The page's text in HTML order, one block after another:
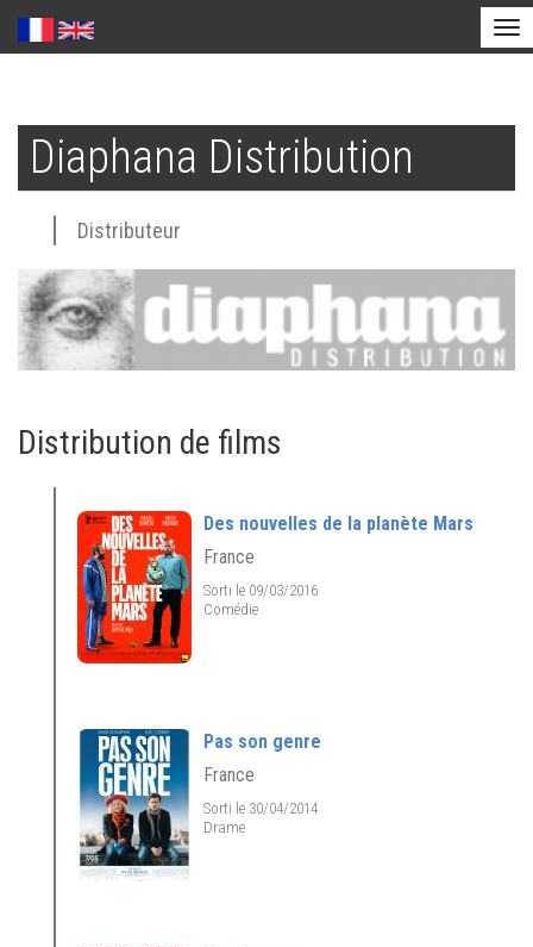
contenu
principal
Diaphana Distribution
Distributeur
Distribution de films
Des nouvelles de la planète Mars
France
Sorti le 09/03/2016
Comédie
Pas son genre
France
Sorti le 30/04/2014
Drame